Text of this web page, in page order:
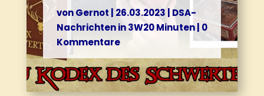
vonGernot | 26.03.2023 | DSA-
Nachrichten in 3W20 Minuten| 0
Kommentare